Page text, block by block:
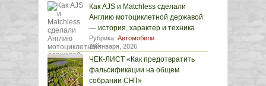
Как AJS и Matchless сделали
Англию мотоциклетной державой
— история, характер и техника
Рубрика: Автомобили
29 января, 2026
ЧЕК-ЛИСТ «Как предотвратить
фальсификации на общем
собрании СНТ»